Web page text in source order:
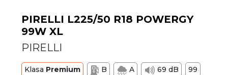
PIRELLI L225/50 R18 POWERGY
99W XL
PIRELLI
Klasa Premium B A 69 dB
99